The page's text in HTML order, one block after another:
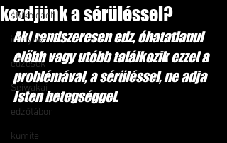
shiko dachi
irányok
edzések
Seiwakai
edzőtábor
kumite
kezdjünk a sérüléssel?
Aki rendszeresen edz, óhatatlanul
előbb vagy utóbb találkozik ezzel a
problémával, a sérüléssel, ne adja
Isten betegséggel.